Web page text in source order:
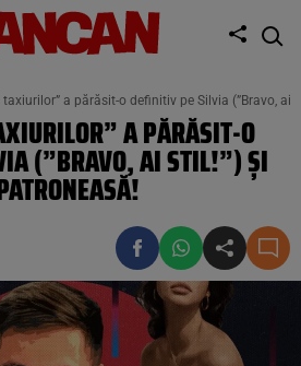
a părăsit-o definitiv pe Silvia (”Bravo, ai
A PĂRĂSIT-O
(”BRAVO, AI STIL!”) ȘI